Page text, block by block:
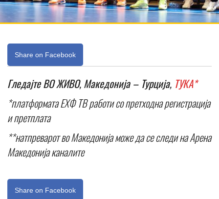
Share on Facebook
Гледајте ВО ЖИВО, Македонија – Турција, ТУКА*
*платформата ЕХФ ТВ работи со претходна регистрација
и претплата
**натпреварот во Македонија може да се следи на Арена
Македонија каналите
Share on Facebook